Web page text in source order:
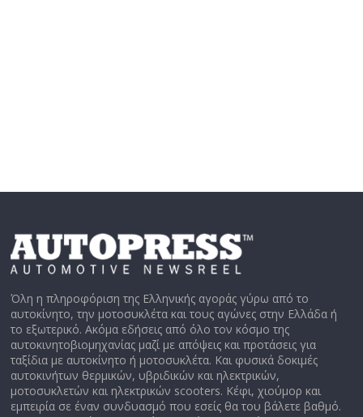
Όλη η πληροφόριση της Ελληνικής αγοράς γύρω από το
αυτοκίνητο, την μοτοσυκλέτα και τους αγώνες στην Ελλάδα ή
το εξωτερικό. Ακόμα εδήσεις από όλο τον κόσμο της
αυτοκινητοβιομηχανίας μαζί με απόψεις και προτάσεις για
ταξίδια με αυτοκίνητο ή μοτοσυκλέτα. Και φυσικά δοκιμές
αυτοκινήτων θερμικών, υβριδικών και ηλεκτρικών,
μοτοσυκλετών και ηλεκτρικών scooters. Κέφι, χιούμορ και
εμπειρία σε έναν συνδυασμό που εσείς θα του βάλετε βαθμό.